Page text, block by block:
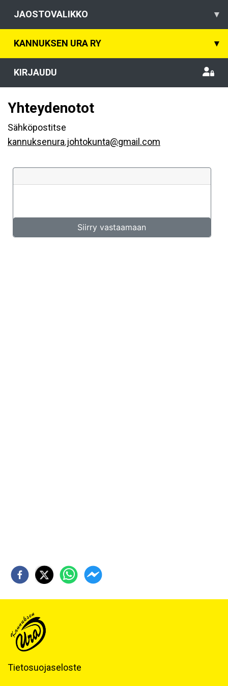
JAOSTOVALIKKO ▾
KANNUKSEN URA RY ▾
KIRJAUDU
Yhteydenotot
Sähköpostitse
kannuksenura.johtokunta@gmail.com
Tietosuojaseloste